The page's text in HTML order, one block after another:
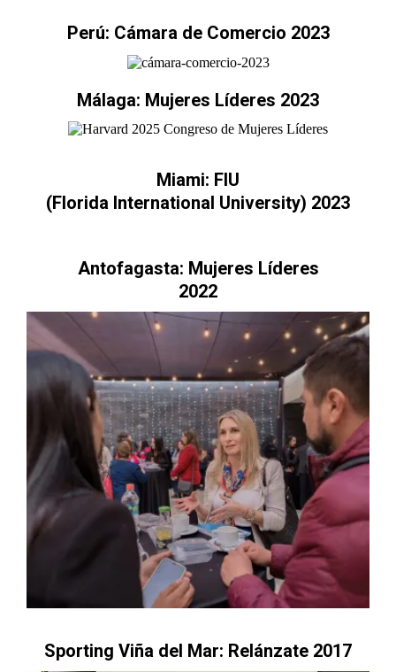
Perú: Cámara de Comercio 2023
Málaga: Mujeres Líderes 2023
Miami: FIU
(Florida International University) 2023
Antofagasta: Mujeres Líderes
2022
Sporting Viña del Mar: Relánzate 2017